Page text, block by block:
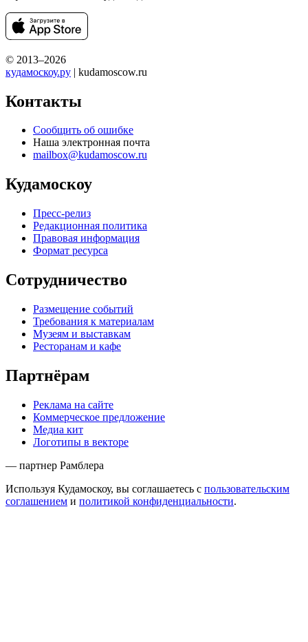
© 2013–2026
кудамоскоу.ру | kudamoscow.ru
Контакты
Сообщить об ошибке
Наша электронная почта
mailbox@kudamoscow.ru
Кудамоскоу
Пресс-релиз
Редакционная политика
Правовая информация
Формат ресурса
Сотрудничество
Размещение событий
Требования к материалам
Музеям и выставкам
Ресторанам и кафе
Партнёрам
Реклама на сайте
Коммерческое предложение
Медиа кит
Логотипы в векторе
— партнер Рамблера
Используя Кудамоскоу, вы соглашаетесь с пользовательским
соглашением и политикой конфиденциальности.